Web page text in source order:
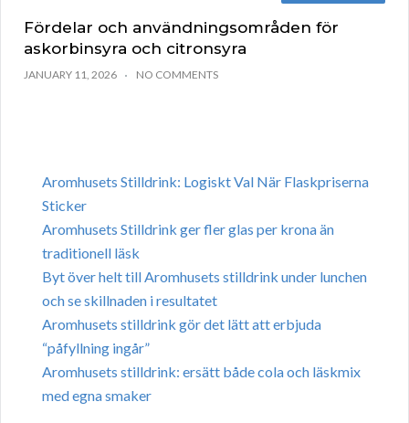
Fördelar och användningsområden för
askorbinsyra och citronsyra
JANUARY 11, 2026 NO COMMENTS
Aromhusets Stilldrink: Logiskt Val När Flaskpriserna
Sticker
Aromhusets Stilldrink ger fler glas per krona än
traditionell läsk
Byt över helt till Aromhusets stilldrink under lunchen
och se skillnaden i resultatet
Aromhusets stilldrink gör det lätt att erbjuda
“påfyllning ingår”
Aromhusets stilldrink: ersätt både cola och läskmix
med egna smaker